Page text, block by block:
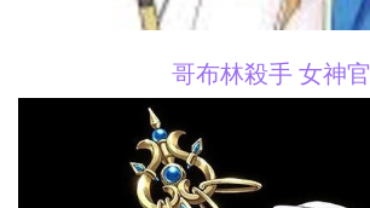
哥布林殺手 女神官